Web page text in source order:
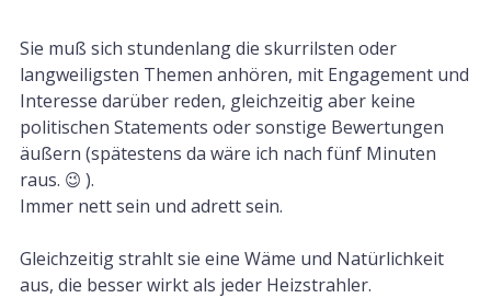
Sie muß sich stundenlang die skurrilsten oder
langweiligsten Themen anhören, mit Engagement und
Interesse darüber reden, gleichzeitig aber keine
politischen Statements oder sonstige Bewertungen
äußern (spätestens da wäre ich nach fünf Minuten
raus. 😉 ).
Immer nett sein und adrett sein.
Gleichzeitig strahlt sie eine Wäme und Natürlichkeit
aus, die besser wirkt als jeder Heizstrahler.